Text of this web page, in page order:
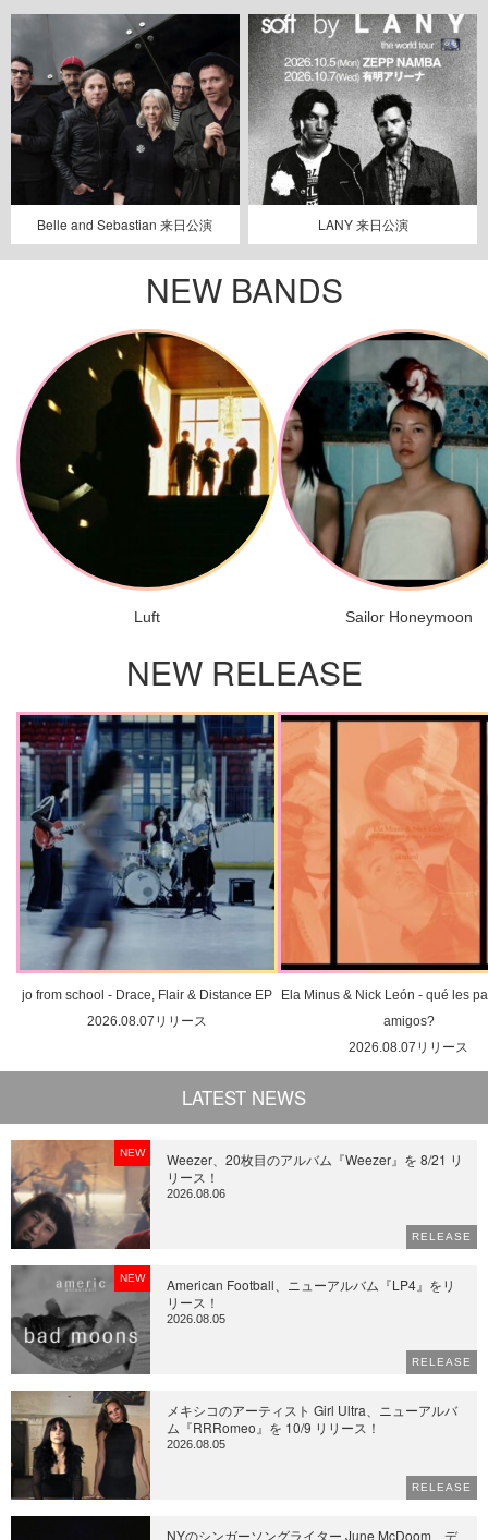
Belle and Sebastian 来日公演 LANY 来日公演
NEW BANDS
Luft Sailor Honeymoon
NEW RELEASE
jo from school - Drace, Flair & Distance EP
2026.08.07リリース
Ela Minus & Nick León - qué les
amigos?
2026.08.07リリース
LATEST NEWS
NEW
Weezer、20枚目のアルバム『Weezer』を 8/21 リ
リース！
2026.08.06
RELEASE
NEW
American Football、ニューアルバム『LP4』をリ
リース！
2026.08.05
RELEASE
メキシコのアーティスト Girl Ultra、ニューアルバ
ム『RRRomeo』を 10/9 リリース！
2026.08.05
RELEASE
NYのシンガーソングライター June McDoom、デ